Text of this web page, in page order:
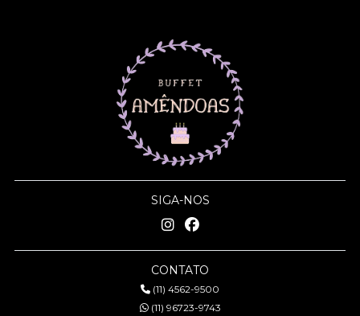
SIGA-NOS
CONTATO
(11) 4562-9500
(11) 96723-9743